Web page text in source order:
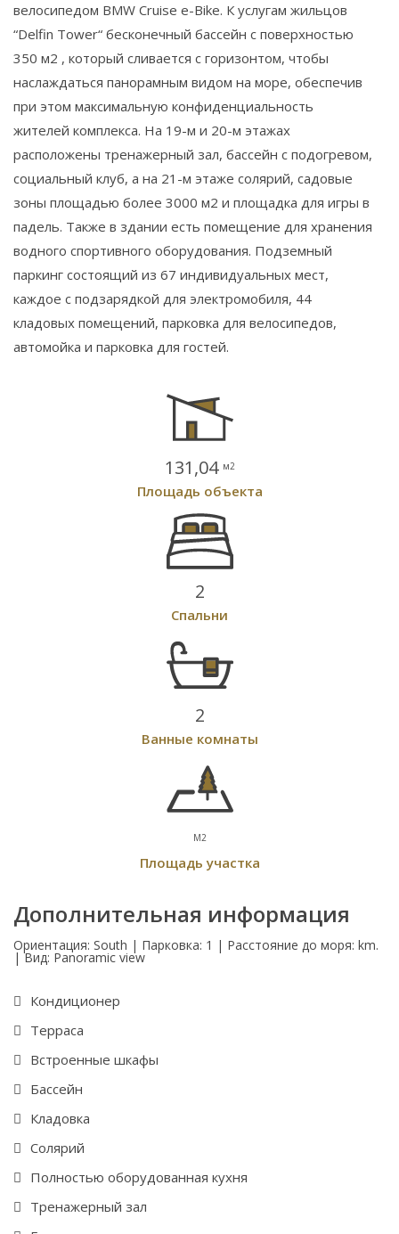
велосипедом BMW Cruise e-Bike. К услугам жильцов
“Delfin Tower“ бесконечный бассейн с поверхностью
350 м2 , который сливается с горизонтом, чтобы
наслаждаться панорамным видом на море, обеспечив
при этом максимальную конфиденциальность
жителей комплекса. На 19-м и 20-м этажах
расположены тренажерный зал, бассейн с подогревом,
социальный клуб, а на 21-м этаже солярий, садовые
зоны площадью более 3000 м2 и площадка для игры в
падель. Также в здании есть помещение для хранения
водного спортивного оборудования. Подземный
паркинг состоящий из 67 индивидуальных мест,
каждое с подзарядкой для электромобиля, 44
кладовых помещений, парковка для велосипедов,
автомойка и парковка для гостей.
131,04 м2
Площадь объекта
2
Спальни
2
Ванные комнаты
M2
Площадь участка
Дополнительная информация
Ориентация: South | Парковка: 1 | Расстояние до моря: km.
| Вид: Panoramic view
Кондиционер
Терраса
Встроенные шкафы
Бассейн
Кладовка
Солярий
Полностью оборудованная кухня
Тренажерный зал